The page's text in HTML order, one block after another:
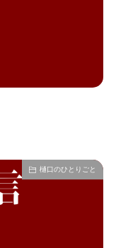
樋口のひとりごと